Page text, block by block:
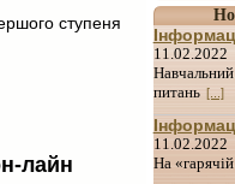
ступеня
лайн
11.02.2022
Навчальний
питань [...]
11.02.2022
На «гарячій